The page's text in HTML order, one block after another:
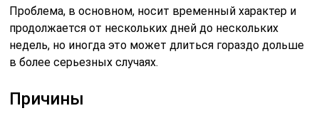
Проблема, в основном, носит временный характер и
продолжается от нескольких дней до нескольких
недель, но иногда это может длиться гораздо дольше
в более серьезных случаях.
Причины